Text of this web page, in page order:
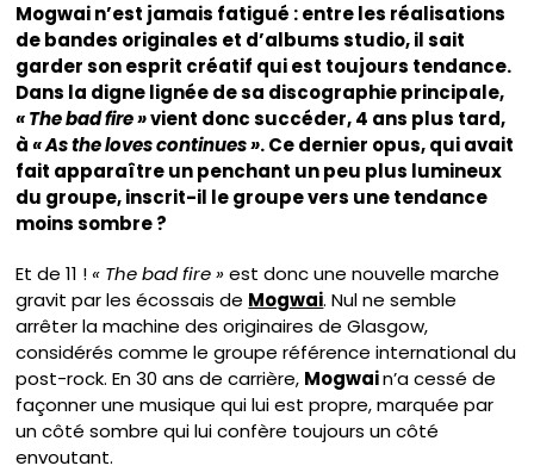
Mogwai n’est jamais fatigué : entre les réalisations
de bandes originales et d’albums studio, il sait
garder son esprit créatif qui est toujours tendance.
Dans la digne lignée de sa discographie principale,
« The bad fire »vient donc succéder, 4 ans plus tard,
à« As the loves continues ». Ce dernier opus, qui avait
fait apparaître un penchant un peu plus lumineux
du groupe, inscrit-il le groupe vers une tendance
moins sombre ?
Et de 11 !« The bad fire »est donc une nouvelle marche
gravit par les écossais de Mogwai. Nul ne semble
arrêter la machine des originaires de Glasgow,
considérés comme le groupe référence international du
post-rock. En 30 ans de carrière, Mogwain’a cessé de
façonner une musique qui lui est propre, marquée par
un côté sombre qui lui confère toujours un côté
envoutant.